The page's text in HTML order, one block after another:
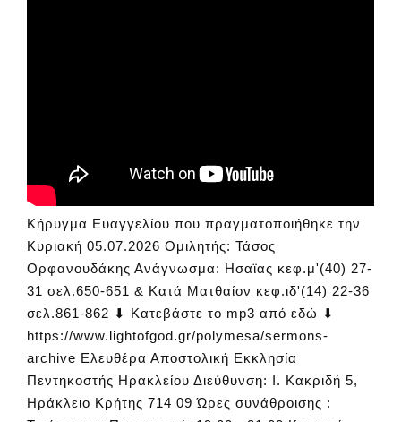
Κήρυγμα Ευαγγελίου που πραγματοποιήθηκε την
Κυριακή 05.07.2026 Ομιλητής: Τάσος
Ορφανουδάκης Ανάγνωσμα: Ησαϊας κεφ.μ'(40) 27-
31 σελ.650-651 & Κατά Ματθαίον κεφ.ιδ'(14) 22-36
σελ.861-862 ⬇ Κατεβάστε το mp3 από εδώ ⬇
https://www.lightofgod.gr/polymesa/sermons-
archive Ελευθέρα Αποστολική Εκκλησία
Πεντηκοστής Ηρακλείου Διεύθυνση: Ι. Κακριδή 5,
Ηράκλειο Κρήτης 714 09 Ώρες συνάθροισης :